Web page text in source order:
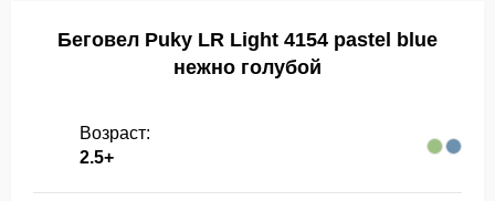
Беговел Puky LR Light 4154 pastel blue
нежно голубой
Возраст:
2.5+